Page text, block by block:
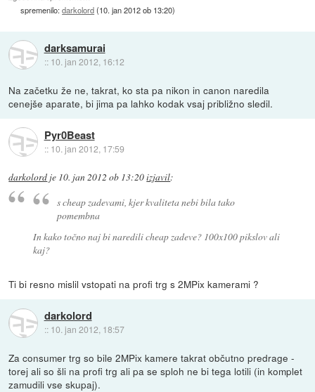
spremenilo:darkolord(10. jan 2012 ob 13:20)
darksamurai
:: 10. jan 2012, 16:12
Na začetku že ne, takrat, ko sta pa nikon in canon naredila
cenejše aparate, bi jima pa lahko kodak vsaj približno sledil.
Pyr0Beast
:: 10. jan 2012, 17:59
darkolord je 10. jan 2012 ob 13:20izjavil:
s cheap zadevami, kjer kvaliteta nebi bila tako
pomembna
In kako točno naj bi naredili cheap zadeve? 100x100 pikslov ali
kaj?
Ti bi resno mislil vstopati na profi trg s 2MPix kamerami ?
darkolord
:: 10. jan 2012, 18:57
Za consumer trg so bile 2MPix kamere takrat občutno predrage -
torej ali so šli na profi trg ali pa se sploh ne bi tega lotili (in komplet
zamudili vse skupaj).